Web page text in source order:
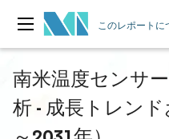
このレポートに
南米温度センサ
析 - 成長トレン